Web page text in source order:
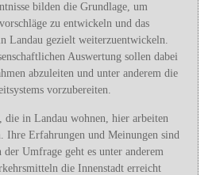
bilden die Grundlage, um
zu entwickeln und das
Landau gezielt weiterzuentwickeln.
Auswertung sollen dabei
abzuleiten und unter anderem die
vorzubereiten.
die in Landau wohnen, hier arbeiten
Ihre Erfahrungen und Meinungen sind
Umfrage geht es unter anderem
die Innenstadt erreicht